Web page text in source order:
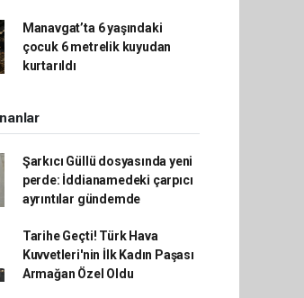
Manavgat’ta 6 yaşındaki
çocuk 6 metrelik kuyudan
kurtarıldı
Şarkıcı Güllü dosyasında yeni
perde: İddianamedeki çarpıcı
ayrıntılar gündemde
Tarihe Geçti! Türk Hava
Kuvvetleri'nin İlk Kadın Paşası
Armağan Özel Oldu